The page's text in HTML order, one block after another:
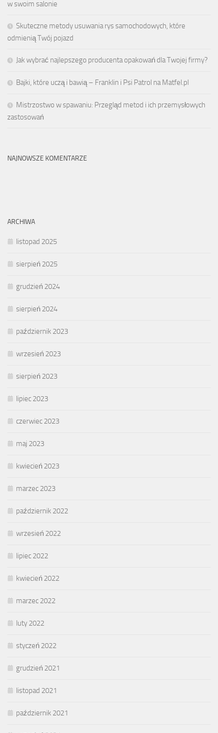
w swoim salonie
Skuteczne metody usuwania rys samochodowych, które
odmienią Twój pojazd
Jak wybrać najlepszego producenta opakowań dla Twojej firmy?
Bajki, które uczą i bawią – Franklin i Psi Patrol na Matfel.pl
Mistrzostwo w spawaniu: Przegląd metod i ich przemysłowych
zastosowań
NAJNOWSZE KOMENTARZE
ARCHIWA
listopad 2025
sierpień 2025
grudzień 2024
sierpień 2024
październik 2023
wrzesień 2023
sierpień 2023
lipiec 2023
czerwiec 2023
maj 2023
kwiecień 2023
marzec 2023
październik 2022
wrzesień 2022
lipiec 2022
kwiecień 2022
marzec 2022
luty 2022
styczeń 2022
grudzień 2021
listopad 2021
październik 2021